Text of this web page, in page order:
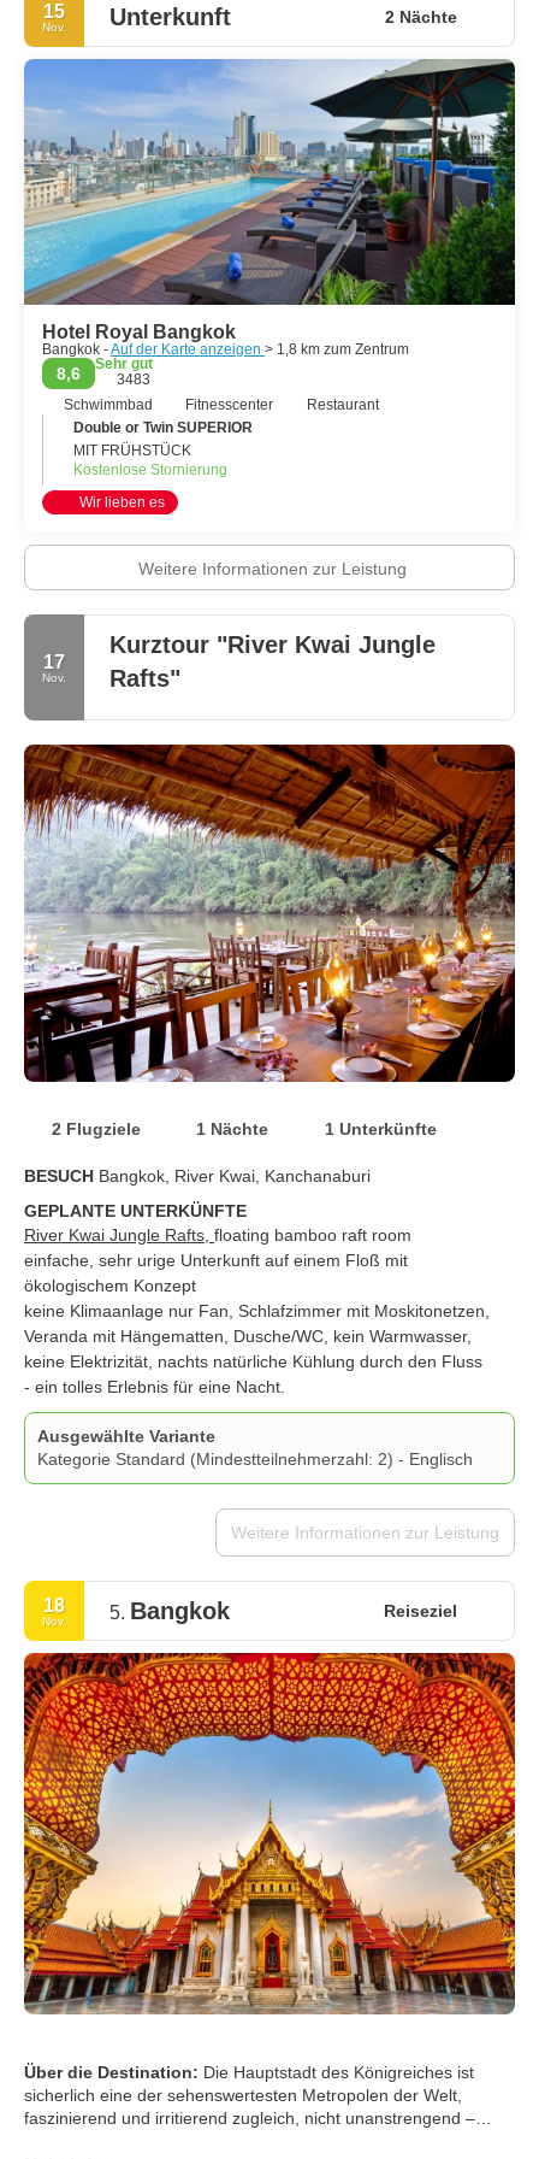
15
Nov. Unterkunft 2 Nächte
Hotel Royal Bangkok
Bangkok -Auf der Karte anzeigen > 1,8 km zum Zentrum
8,6
Sehr gut
3483
Schwimmbad
Fitnesscenter
Restaurant
Double or Twin SUPERIOR
MIT FRÜHSTÜCK
Kostenlose Stornierung
Wir lieben es
Weitere Informationen zur Leistung
17
Nov.
Kurztour "River Kwai Jungle
Rafts"
2 Flugziele 1 Nächte 1 Unterkünfte
BESUCH Bangkok, River Kwai, Kanchanaburi
GEPLANTE UNTERKÜNFTE
River Kwai Jungle Rafts, floating bamboo raft room
einfache, sehr urige Unterkunft auf einem Floß mit
ökologischem Konzept
keine Klimaanlage nur Fan, Schlafzimmer mit Moskitonetzen,
Veranda mit Hängematten, Dusche/WC, kein Warmwasser,
keine Elektrizität, nachts natürliche Kühlung durch den Fluss
- ein tolles Erlebnis für eine Nacht.
Ausgewählte Variante
Kategorie Standard (Mindestteilnehmerzahl: 2) - Englisch
Weitere Informationen zur Leistung
18
Nov. 5. Bangkok Reiseziel
Über die Destination: Die Hauptstadt des Königreiches ist
sicherlich eine der sehenswertesten Metropolen der Welt,
faszinierend und irritierend zugleich, nicht unanstrengend –